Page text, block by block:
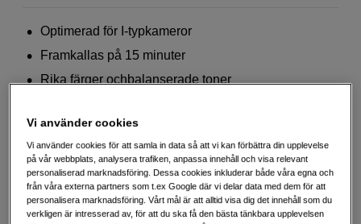
Optimerad för I-typkameror
Framkallas på 15 minuter
Rika färger ochbalanserade toner
Välj variant
Vi använder cookies
Vi använder cookies för att samla in data så att vi kan förbättra din upplevelse
på vår webbplats, analysera trafiken, anpassa innehåll och visa relevant
personaliserad marknadsföring. Dessa cookies inkluderar både våra egna och
från våra externa partners som t.ex Google där vi delar data med dem för att
personalisera marknadsföring. Vårt mål är att alltid visa dig det innehåll som du
verkligen är intresserad av, för att du ska få den bästa tänkbara upplevelsen